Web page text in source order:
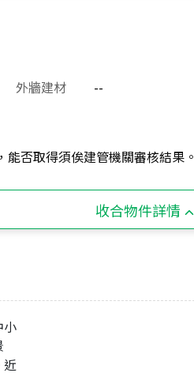
外牆建材 --
否取得須俟建管機關審核結果。
收合物件詳情
小